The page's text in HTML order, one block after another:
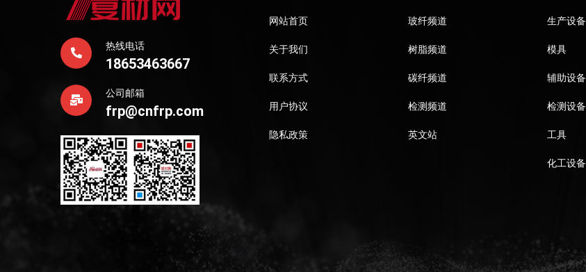
热线电话
18653463667
公司邮箱
frp@cnfrp.com
网站首页
关于我们
联系方式
用户协议
隐私政策
玻纤频道
树脂频道
碳纤频道
检测频道
英文站
生产设备
模具
辅助设备
检测设备
工具
化工设备